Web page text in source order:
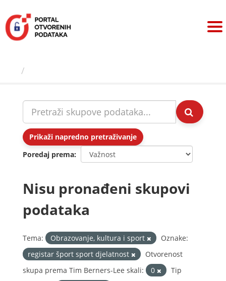
sadržaj
Prikaži napredno pretraživanje
Poredaj prema
Nisu pronađeni skupovi
podataka
Tema: Obrazovanje, kultura i sport
Oznake:
registar šport sport djelatnost
Otvorenost
skupa prema Tim Berners-Lee skali:
0
Tip